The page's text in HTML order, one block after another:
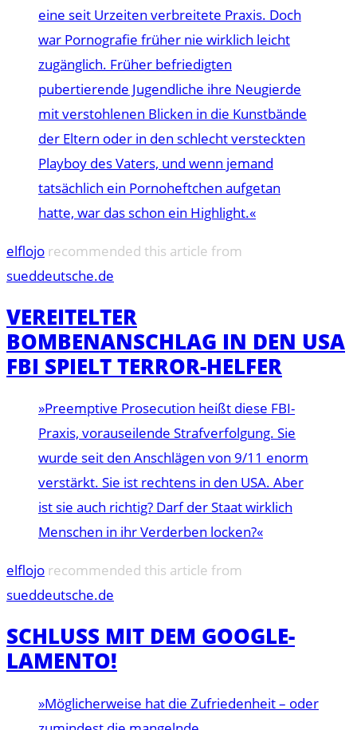
eine seit Urzeiten verbreitete Praxis. Doch
war Pornografie früher nie wirklich leicht
zugänglich. Früher befriedigten
pubertierende Jugendliche ihre Neugierde
mit verstohlenen Blicken in die Kunstbände
der Eltern oder in den schlecht versteckten
Playboy des Vaters, und wenn jemand
tatsächlich ein Pornoheftchen aufgetan
hatte, war das schon ein Highlight.«
elflojo recommended this article from
sueddeutsche.de
VEREITELTER
BOMBENANSCHLAG IN DEN USA
FBI SPIELT TERROR-HELFER
»Preemptive Prosecution heißt diese FBI-
Praxis, vorauseilende Strafverfolgung. Sie
wurde seit den Anschlägen von 9/11 enorm
verstärkt. Sie ist rechtens in den USA. Aber
ist sie auch richtig? Darf der Staat wirklich
Menschen in ihr Verderben locken?«
elflojo recommended this article from
sueddeutsche.de
SCHLUSS MIT DEM GOOGLE-
LAMENTO!
»Möglicherweise hat die Zufriedenheit – oder